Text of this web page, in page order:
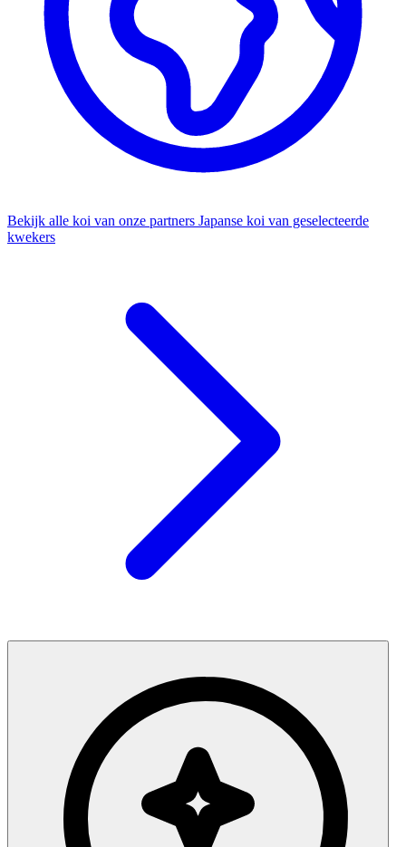
Bekijk alle koi van onze partners Japanse koi van geselecteerde
kwekers